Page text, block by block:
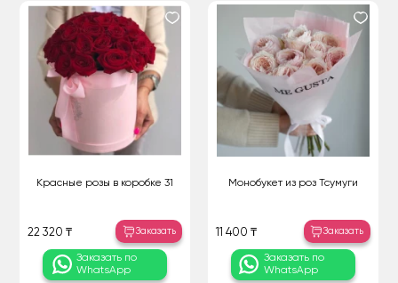
Красные розы в коробке 31
22 320 ₸ Заказать
Заказать по
WhatsApp
Монобукет из роз Тсумуги
11 400 ₸ Заказать
Заказать по
WhatsApp